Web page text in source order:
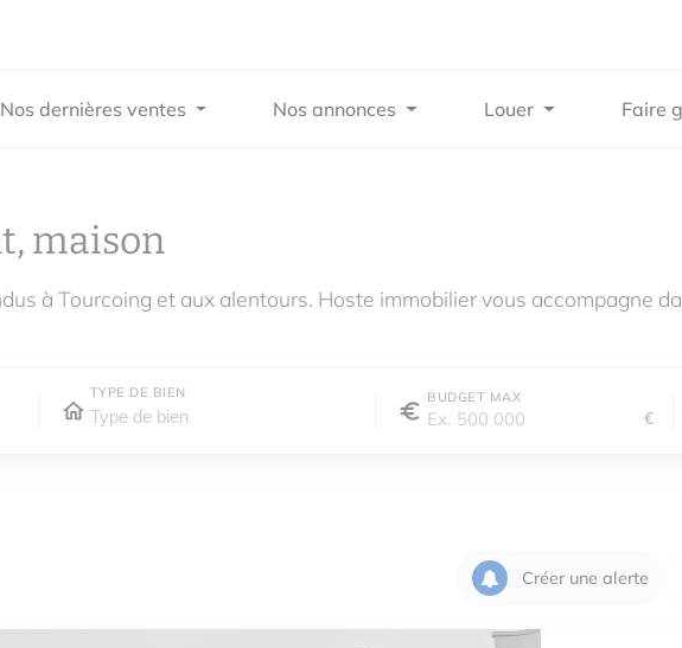
Nos dernières ventes Nos annonces Louer Faire
maison
à Tourcoing et aux alentours. Hoste immobilier vous accompagne
TYPE DE BIEN BUDGET MAX
€
Créer une alerte